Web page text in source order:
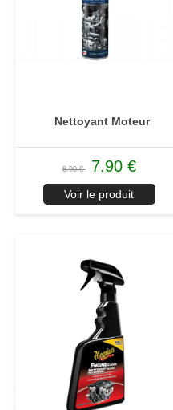
Nettoyant Moteur
8.90 € 7.90 €
Voir le produit